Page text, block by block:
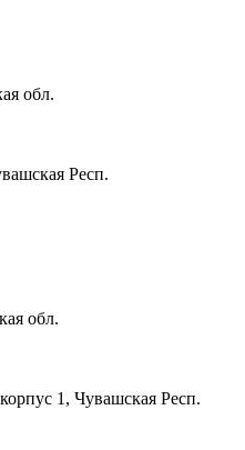
обл.
Респ.
обл.
1, Чувашская Респ.